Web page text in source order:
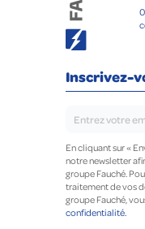
Inscrivez-
En cliquant sur «
notre newsletter
groupe Fauché.
traitement de vos
groupe Fauché,
confidentialité.